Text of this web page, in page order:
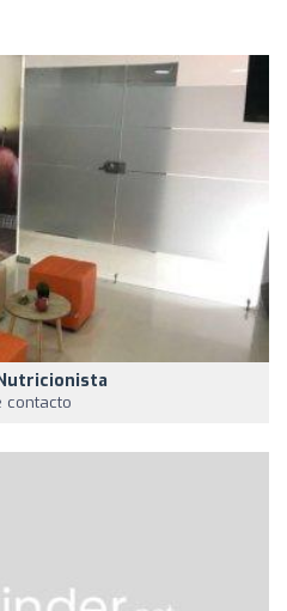
contacto